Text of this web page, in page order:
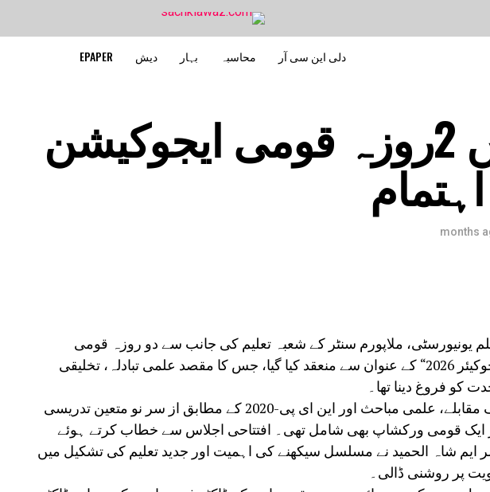
دلی این سی آر محاسبہ بہار دیش EPAPER
اے ایم یو میں 2روزہ قومی ایجوکیشن
ملاپورم سنٹر کے شعبہ تعلیم کی جانب سے دو روزہ قومی
ایجوکیشن فیسٹیول ”ایجوکیئر 2026“ کے عنوان سے منعقد کیا گیا، جس کا مقصد علمی تبادلہ، تخلیقی
کو فروغ دینا تھا۔
اس پروگرام میں مختلف مقابلے، علمی مباحث اور این ای پی-2020 کے مطابق از سر نو متعین تدریسی
ایک قومی ورکشاپ بھی شامل تھی۔ افتتاحی اجلاس سے خطاب کرتے ہوئے
ایم شاہ الحمید نے مسلسل سیکھنے کی اہمیت اور جدید تعلیم کی تشکیل میں